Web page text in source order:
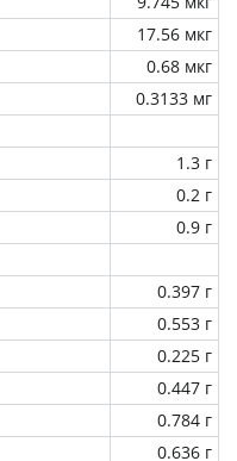
17.56 мкг
0.68 мкг
0.3133 мг
1.3 г
0.2 г
0.9 г
0.397 г
0.553 г
0.225 г
0.447 г
0.784 г
0.636 г